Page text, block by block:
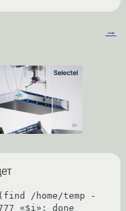
→
/home/temp -
«$i»; done